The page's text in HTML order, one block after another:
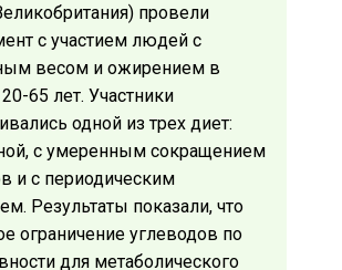
провели
с участием людей с
весом и ожирением в
65 лет. Участники
одной из трех диет:
с умеренным сокращением
и с периодическим
Результаты показали, что
ограничение углеводов по
для метаболического